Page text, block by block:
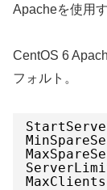
Apacheを使用
CentOS 6
フォルト。